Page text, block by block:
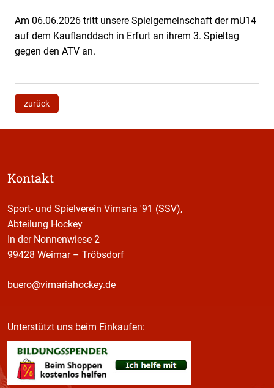
Am 06.06.2026 tritt unsere Spielgemeinschaft der mU14
auf dem Kauflanddach in Erfurt an ihrem 3. Spieltag
gegen den ATV an.
zurück
Kontakt
Sport- und Spielverein Vimaria '91 (SSV),
Abteilung Hockey
In der Nonnenwiese 2
99428 Weimar – Tröbsdorf
buero@vimariahockey.de
Unterstützt uns beim Einkaufen: